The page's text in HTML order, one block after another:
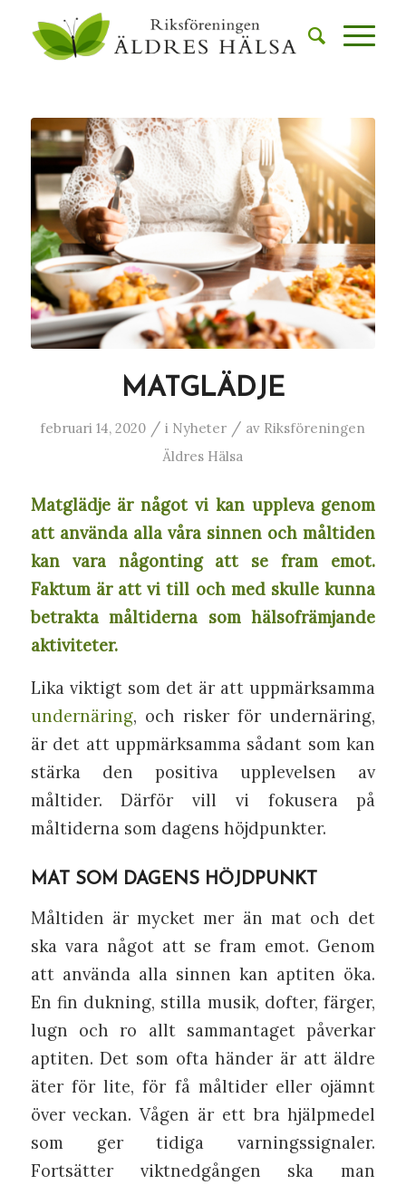
MATGLÄDJE
februari 14, 2020 / i Nyheter / av Riksföreningen
Äldres Hälsa
Matglädje är något vi kan uppleva genom
att använda alla våra sinnen och måltiden
kan vara någonting att se fram emot.
Faktum är att vi till och med skulle kunna
betrakta måltiderna som hälsofrämjande
aktiviteter.
Lika viktigt som det är att uppmärksamma
undernäring, och risker för undernäring,
är det att uppmärksamma sådant som kan
stärka den positiva upplevelsen av
måltider. Därför vill vi fokusera på
måltiderna som dagens höjdpunkter.
MAT SOM DAGENS HÖJDPUNKT
Måltiden är mycket mer än mat och det
ska vara något att se fram emot. Genom
att använda alla sinnen kan aptiten öka.
En fin dukning, stilla musik, dofter, färger,
lugn och ro allt sammantaget påverkar
aptiten. Det som ofta händer är att äldre
äter för lite, för få måltider eller ojämnt
över veckan. Vågen är ett bra hjälpmedel
som ger tidiga varningssignaler.
Fortsätter viktnedgången ska man